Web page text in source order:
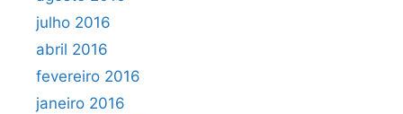
julho 2016
abril 2016
fevereiro 2016
janeiro 2016